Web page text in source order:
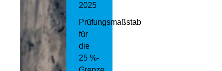
2025
Prüfungsmaßstab
für
die
25 %-